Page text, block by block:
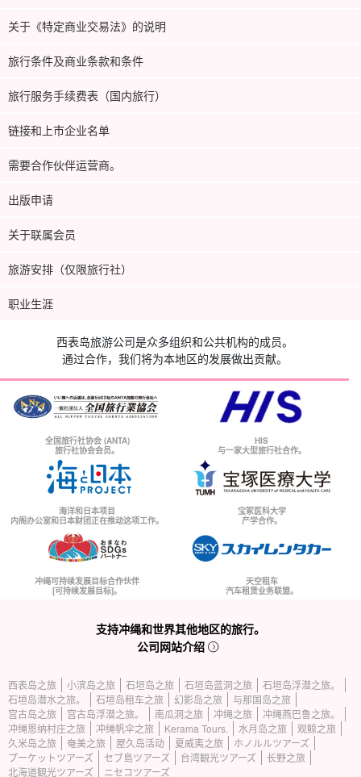
关于《特定商业交易法》的说明
旅行条件及商业条款和条件
旅行服务手续费表（国内旅行）
链接和上市企业名单
需要合作伙伴运营商。
出版申请
关于联属会员
旅游安排（仅限旅行社）
职业生涯
西表岛旅游公司是众多组织和公共机构的成员。
通过合作，我们将为本地区的发展做出贡献。
全国旅行社协会 (ANTA)
旅行社协会会员。
HIS
与一家大型旅行社合作。
海洋和日本项目
内阁办公室和日本财团正在推动这项工作。
宝冢医科大学
产学合作。
冲绳可持续发展目标合作伙伴
[可持续发展目标]。
天空租车
汽车租赁业务联盟。
支持冲绳和世界其他地区的旅行。
公司网站介绍
西表岛之旅 小滨岛之旅 石垣岛之旅 石垣岛蓝洞之旅
石垣岛浮潜之旅。
石垣岛潜水之旅。
石垣岛租车之旅 幻影岛之旅
与那国岛之旅
宫古岛之旅
宫古岛浮潜之旅。 南瓜洞之旅 冲绳之旅
冲绳燕巴鲁之旅。
冲绳恩纳村庄之旅
冲绳帆伞之旅 Kerama Tours. 水月岛之旅
观鲸之旅
久米岛之旅
奄美之旅 屋久岛活动 夏威夷之旅
ホノルルツアーズ
プーケットツアーズ
セブ島ツアーズ 台湾観光ツアーズ
长野之旅
北海道観光ツアーズ
ニセコツアーズ